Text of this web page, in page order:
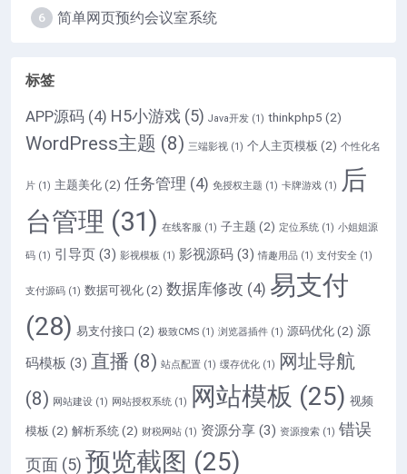
6 简单网页预约会议室系统
标签
APP源码 (4) H5小游戏 (5) Java开发 (1) thinkphp5 (2)
WordPress主题 (8) 三端影视 (1) 个人主页模板 (2) 个性化名
片 (1) 主题美化 (2) 任务管理 (4) 免授权主题 (1) 卡牌游戏 (1)
后
台管理 (31) 在线客服 (1) 子主题 (2) 定位系统 (1) 小姐姐源
码 (1) 引导页 (3) 影视模板 (1) 影视源码 (3) 情趣用品 (1) 支付安全 (1)
支付源码 (1) 数据可视化 (2) 数据库修改 (4) 易支付
(28) 易支付接口 (2) 极致CMS (1) 浏览器插件 (1) 源码优化 (2) 源
码模板 (3) 直播 (8) 站点配置 (1) 缓存优化 (1)
网址导航
(8) 网站建设 (1) 网站授权系统 (1) 网站模板 (25) 视频
模板 (2) 解析系统 (2) 财税网站 (1) 资源分享 (3) 资源搜索 (1) 错误
页面 (5) 预览截图 (25)